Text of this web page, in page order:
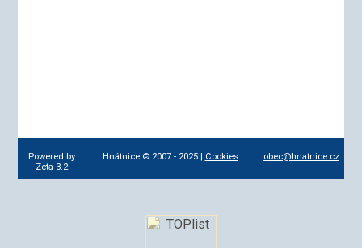
Powered by
Zeta 3.2
Hnátnice © 2007 - 2025 | Cookies obec@hnatnice.cz